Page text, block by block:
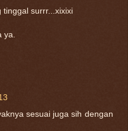
tinggal surrr...xixixi
ya.
sesuai juga sih dengan